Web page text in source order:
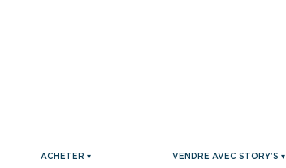
ACHETER ▾ VENDRE AVEC STORY'S ▾